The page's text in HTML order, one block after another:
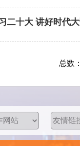
二十大 讲好时代
总数